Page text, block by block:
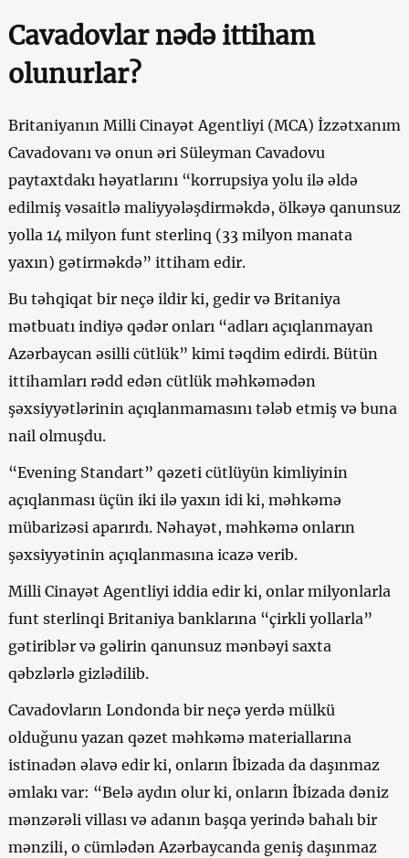
Cavadovlar nədə ittiham
olunurlar?
Britaniyanın Milli Cinayət Agentliyi (MCA) İzzətxanım
Cavadovanı və onun əri Süleyman Cavadovu
paytaxtdakı həyatlarını “korrupsiya yolu ilə əldə
edilmiş vəsaitlə maliyyələşdirməkdə, ölkəyə qanunsuz
yolla 14 milyon funt sterlinq (33 milyon manata
yaxın) gətirməkdə” ittiham edir.
Bu təhqiqat bir neçə ildir ki, gedir və Britaniya
mətbuatı indiyə qədər onları “adları açıqlanmayan
Azərbaycan əsilli cütlük” kimi təqdim edirdi. Bütün
ittihamları rədd edən cütlük məhkəmədən
şəxsiyyətlərinin açıqlanmamasını tələb etmiş və buna
nail olmuşdu.
“Evening Standart” qəzeti cütlüyün kimliyinin
açıqlanması üçün iki ilə yaxın idi ki, məhkəmə
mübarizəsi aparırdı. Nəhayət, məhkəmə onların
şəxsiyyətinin açıqlanmasına icazə verib.
Milli Cinayət Agentliyi iddia edir ki, onlar milyonlarla
funt sterlinqi Britaniya banklarına “çirkli yollarla”
gətiriblər və gəlirin qanunsuz mənbəyi saxta
qəbzlərlə gizlədilib.
Cavadovların Londonda bir neçə yerdə mülkü
olduğunu yazan qəzet məhkəmə materiallarına
istinadən əlavə edir ki, onların İbizada da daşınmaz
əmlakı var: “Belə aydın olur ki, onların İbizada dəniz
mənzərəli villası və adanın başqa yerində bahalı bir
mənzili, o cümlədən Azərbaycanda geniş daşınmaz